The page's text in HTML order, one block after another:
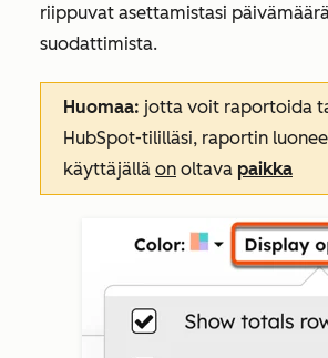
riippuvat asettamistasi
suodattimista.
Huomaa: jotta voit raportoida
HubSpot-tililläsi, raportin
käyttäjällä on oltava paikka